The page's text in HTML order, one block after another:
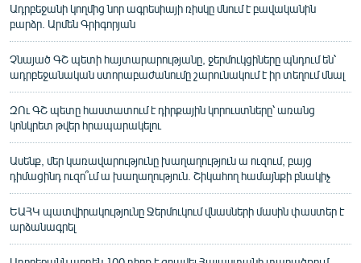
Ադրբեջանի կողմից նոր ագրեսիայի ռիսկը մնում է բավականին
բարձր. Արմեն Գրիգորյան
Չնայած ԳՇ պետի հայտարարությանը, ջերմուկցիները պնդում են՝
ադրբեջանական ստորաբաժանումը շարունակում է իր տեղում մնալ
ԶՈւ ԳՇ պետը հաստատում է դիրքային կորուստները՝ առանց
կոնկրետ թվեր հրապարակելու
Ասենք, մեր կառավարությունը խաղաղություն ա ուզում, բայց
դիմացինդ ուզո՞ւմ ա խաղաղություն. Շիկահող համայնքի բնակիչ
ԵԱՀԿ պատվիրակությունը Ջերմուկում վնասների մասին փաստեր է
արձանագրել